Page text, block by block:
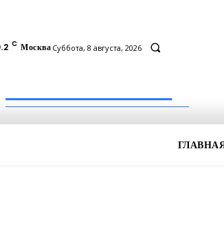
C Москва Суббота, 8 августа, 2026